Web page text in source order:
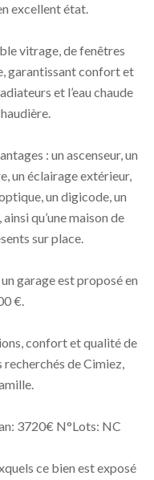
excellent état.
vitrage, de fenêtres
garantissant confort et
et l’eau chaude
: un ascenseur, un
un éclairage extérieur,
un digicode, un
qu’une maison de
sur place.
garage est proposé en
€.
confort et qualité de
recherchés de Cimiez,
3720€ N°Lots: NC
ce bien est exposé